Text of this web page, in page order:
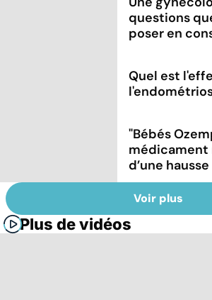
questions
poser en
Quel est
"Bébés
médicament
d’une
Voir plus
Plus de vidéos